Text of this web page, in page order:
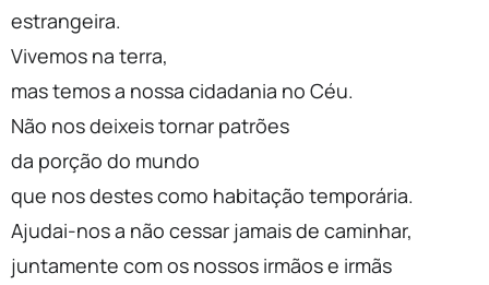
estrangeira.
Vivemos na terra,
mas temos a nossa cidadania no Céu.
Não nos deixeis tornar patrões
da porção do mundo
que nos destes como habitação temporária.
Ajudai-nos a não cessar jamais de caminhar,
juntamente com os nossos irmãos e irmãs